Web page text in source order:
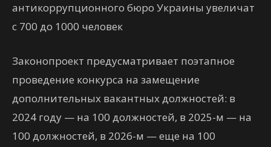
антикоррупционного бюро Украины увеличат
с 700 до 1000 человек
Законопроект предусматривает поэтапное
проведение конкурса на замещение
дополнительных вакантных должностей: в
2024 году — на 100 должностей, в 2025-м — на
100 должностей, в 2026-м — еще на 100